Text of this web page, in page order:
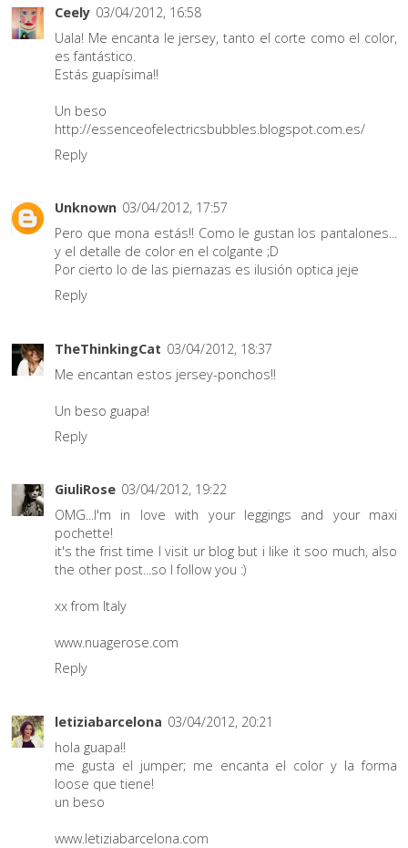
Ceely 03/04/2012, 16:58
Uala! Me encanta le jersey, tanto el corte como el color,
es fantástico.
Estás guapísima!!
Un beso
http://essenceofelectricsbubbles.blogspot.com.es/
Reply
Unknown 03/04/2012, 17:57
Pero que mona estás!! Como le gustan los pantalones...
y el detalle de color en el colgante ;D
Por cierto lo de las piernazas es ilusión optica jeje
Reply
TheThinkingCat 03/04/2012, 18:37
Me encantan estos jersey-ponchos!!
Un beso guapa!
Reply
GiuliRose 03/04/2012, 19:22
OMG...I'm in love with your leggings and your maxi
pochette!
it's the frist time I visit ur blog but i like it soo much, also
the other post...so I follow you :)
xx from Italy
www.nuagerose.com
Reply
letiziabarcelona 03/04/2012, 20:21
hola guapa!!
me gusta el jumper; me encanta el color y la forma
loose que tiene!
un beso
www.letiziabarcelona.com